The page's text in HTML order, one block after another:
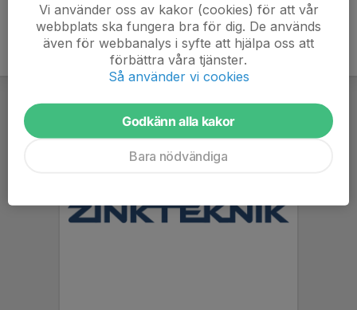
Vi använder oss av kakor (cookies) för att vår
webbplats ska fungera bra för dig. De används
även för webbanalys i syfte att hjälpa oss att
förbättra våra tjänster.
Så använder vi cookies
Godkänn alla kakor
Bara nödvändiga